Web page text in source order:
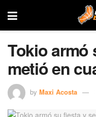
Tokio armó
metió en
by Maxi Acosta